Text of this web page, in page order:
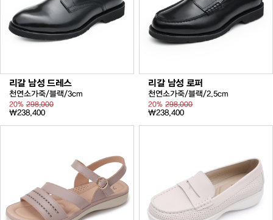
리갈 남성 드레스
천연소가죽/블랙/3cm
20% 298,000
₩238,400
리갈 남성 로퍼
천연소가죽/블랙/2.5cm
20%298,000
₩238,400